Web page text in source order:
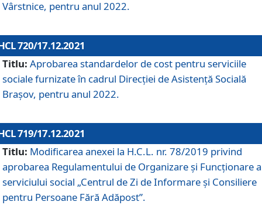
Vârstnice, pentru anul 2022.
720/17.12.2021
Titlu: Aprobarea standardelor de cost pentru serviciile
sociale furnizate în cadrul Direcției de Asistență Socială
Brașov, pentru anul 2022.
719/17.12.2021
Titlu: Modificarea anexei la H.C.L. nr. 78/2019 privind
aprobarea Regulamentului de Organizare și Funcționare
serviciului social „Centrul de Zi de Informare şi Consiliere
pentru Persoane Fără Adăpost”.